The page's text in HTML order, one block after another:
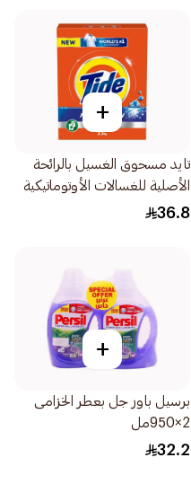
+
تايد مسحوق الغسيل بالرائحة
الأصلية للغسالات الأوتوماتيكية
2.5كيلو
36.8
+
برسيل باور جل بعطر الخزامى
2×950مل
32.2